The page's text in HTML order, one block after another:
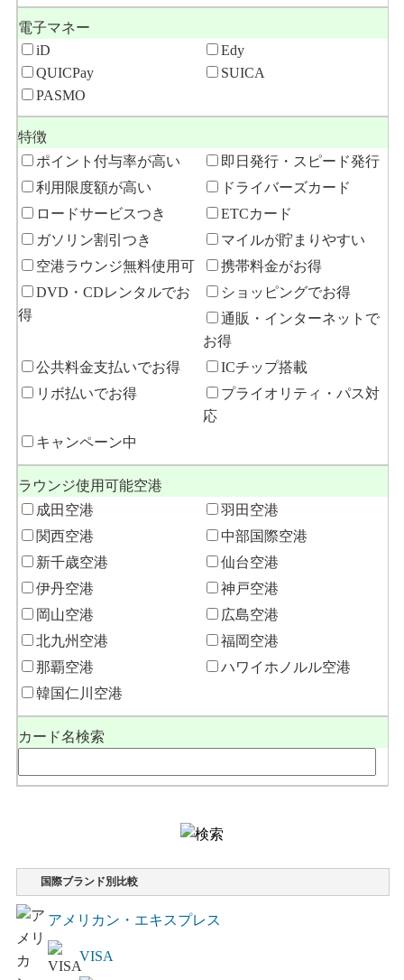
電子マネー
iD
Edy
QUICPay
SUICA
PASMO
特徴
ポイント付与率が高い
即日発行・スピード発行
利用限度額が高い
ドライバーズカード
ロードサービスつき
ETCカード
ガソリン割引つき
マイルが貯まりやすい
空港ラウンジ無料使用可
携帯料金がお得
DVD・CDレンタルでお
得
ショッピングでお得
通販・インターネットで
お得
公共料金支払いでお得
ICチップ搭載
リボ払いでお得
プライオリティ・パス対
応
キャンペーン中
ラウンジ使用可能空港
成田空港
羽田空港
関西空港
中部国際空港
新千歳空港
仙台空港
伊丹空港
神戸空港
岡山空港
広島空港
北九州空港
福岡空港
那覇空港
ハワイホノルル空港
韓国仁川空港
カード名検索
国際ブランド別比較
アメリカン・エキスプレス
VISA